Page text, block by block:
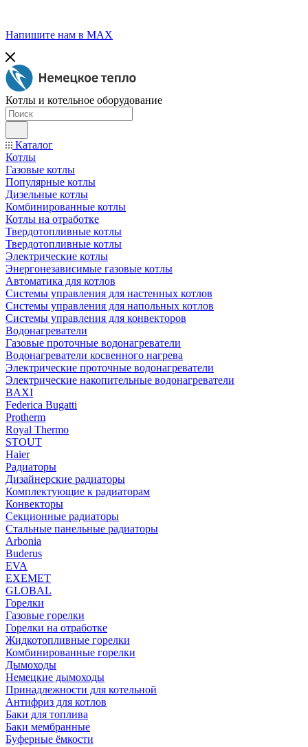
Напишите нам в МАХ
Котлы и котельное оборудование
Каталог
Котлы
Газовые котлы
Популярные котлы
Дизельные котлы
Комбинированные котлы
Котлы на отработке
Твердотопливные котлы
Твердотопливные котлы
Электрические котлы
Энергонезависимые газовые котлы
Автоматика для котлов
Системы управления для настенных котлов
Системы управления для напольных котлов
Системы управления для конвекторов
Водонагреватели
Газовые проточные водонагреватели
Водонагреватели косвенного нагрева
Электрические проточные водонагреватели
Электрические накопительные водонагреватели
BAXI
Federica Bugatti
Protherm
Royal Thermo
STOUT
Haier
Радиаторы
Дизайнерские радиаторы
Комплектующие к радиаторам
Конвекторы
Секционные радиаторы
Стальные панельные радиаторы
Arbonia
Buderus
EVA
EXEMET
GLOBAL
Горелки
Газовые горелки
Горелки на отработке
Жидкотопливные горелки
Комбинированные горелки
Дымоходы
Немецкие дымоходы
Принадлежности для котельной
Антифриз для котлов
Баки для топлива
Баки мембранные
Буферные ёмкости